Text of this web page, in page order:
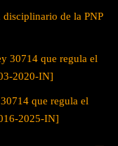
de la PNP
30714 que regula el
2020-IN]
que regula el
2025-IN]